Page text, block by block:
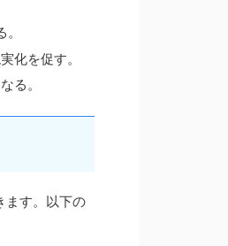
化を促す。
る。
ます。以下の